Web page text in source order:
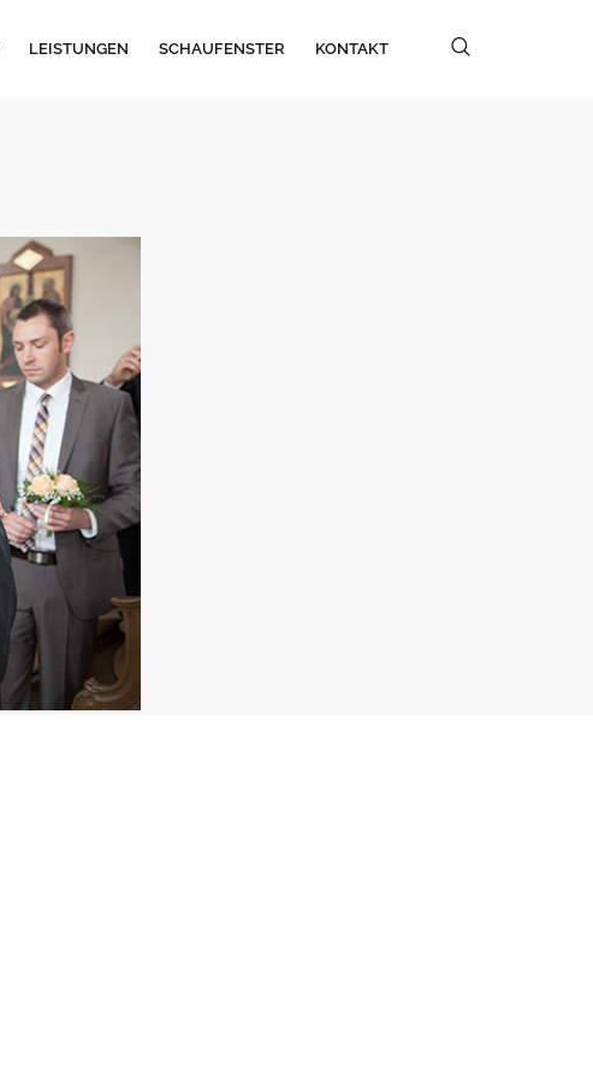
LEISTUNGEN SCHAUFENSTER KONTAKT